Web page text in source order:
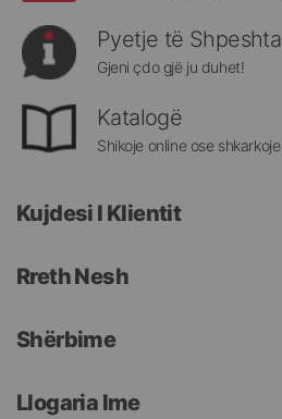
Pyetje të Shpeshta
Gjeni çdo gjë ju duhet!
Katalogë
Shikoje online ose shkarkoje
Kujdesi I Klientit
Rreth Nesh
Shërbime
Llogaria Ime